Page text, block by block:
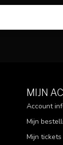
MIJN
Account
Mijn
Mijn tickets